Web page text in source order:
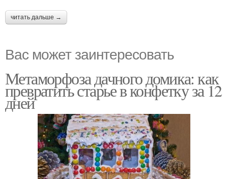
читать дальше →
Вас может заинтересовать
Метаморфоза дачного домика: как
превратить старье в конфетку за 12
дней